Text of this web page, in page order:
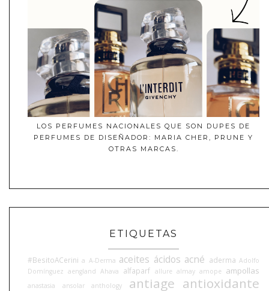
LOS PERFUMES NACIONALES QUE SON DUPES DE
PERFUMES DE DISEÑADOR: MARIA CHER, PRUNE Y
OTRAS MARCAS.
ETIQUETAS
#BesitoACerini a A-Derma aceites ácidos acné aderma Adolfo
Domínguez aengland Ahava alfaparf allure almay amope ampollas
anastasia ansolar anthology antiage antioxidante